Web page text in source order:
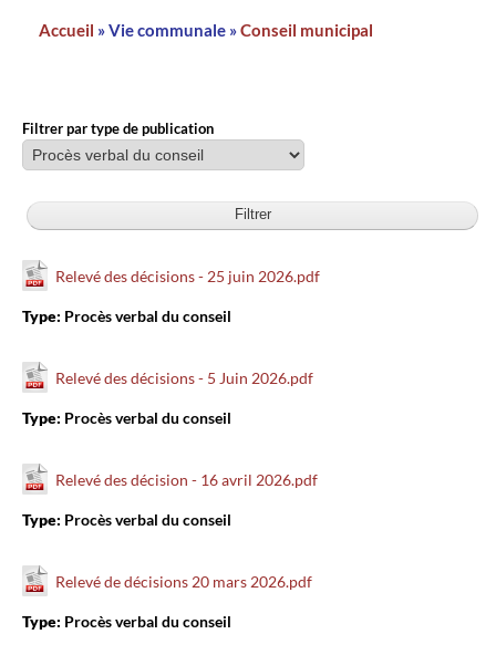
Accueil Vie communale Conseil municipal
Filtrer par type de publication
Relevé des décisions - 25 juin 2026.pdf
Type: Procès verbal du conseil
Relevé des décisions - 5 Juin 2026.pdf
Type: Procès verbal du conseil
Relevé des décision - 16 avril 2026.pdf
Type: Procès verbal du conseil
Relevé de décisions 20 mars 2026.pdf
Type: Procès verbal du conseil